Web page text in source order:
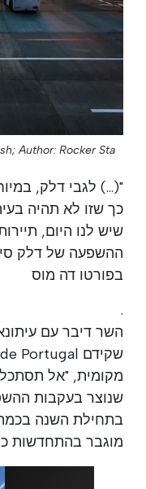
Author: Rocker Sta;
"(...) לגבי דלק,
כך שזו לא תהיה
שיש לנו היום,
ההשפעה של דלק
בפורטו דה מוס
.
השר דיבר עם
מקומית, "אל
שנוצר בעקבות
בתחילת השנה בכמה
מוגבר בהתחדשות